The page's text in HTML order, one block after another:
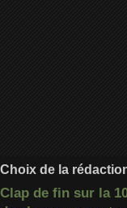
Choix de la
Clap de fin sur la